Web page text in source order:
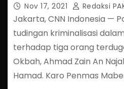
Nov 17, 2021 Redaksi
Jakarta, CNN Indonesia —
tudingan kriminalisasi
terhadap tiga orang
Okbah, Ahmad Zain An
Hamad. Karo Penmas